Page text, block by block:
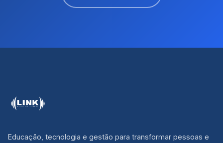
Educação, tecnologia e gestão para transformar pessoas e